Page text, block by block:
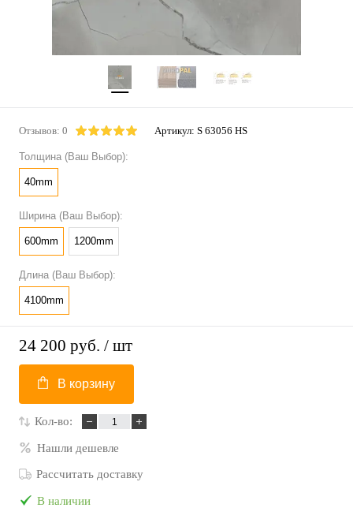
Отзывов: 0 Артикул: S 63056 HS
Толщина (Ваш Выбор):
40mm
Ширина (Ваш Выбор):
600mm 1200mm
Длина (Ваш Выбор):
4100mm
24 200 руб. / шт
В корзину
Кол-во:
Нашли дешевле
Рассчитать доставку
В наличии